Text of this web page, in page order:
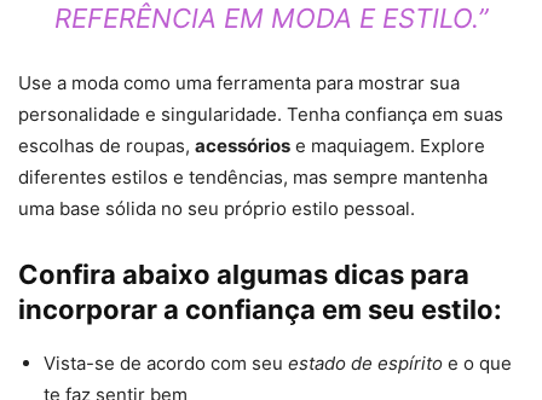
REFERÊNCIA EM MODA E ESTILO.”
Use a moda como uma ferramenta para mostrar sua
personalidade e singularidade. Tenha confiança em suas
escolhas de roupas, acessórios e maquiagem. Explore
diferentes estilos e tendências, mas sempre mantenha
uma base sólida no seu próprio estilo pessoal.
Confira abaixo algumas dicas para
incorporar a confiança em seu estilo:
Vista-se de acordo com seu estado de espírito e o que
te faz sentir bem